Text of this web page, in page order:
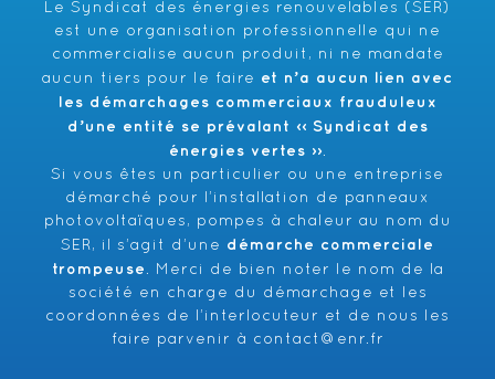
Le Syndicat des énergies renouvelables (SER)
est une organisation professionnelle qui ne
commercialise aucun produit, ni ne mandate
aucun tiers pour le faire et n’a aucun lien avec
les démarchages commerciaux frauduleux
d’une entité se prévalant ‹‹ Syndicat des
énergies vertes ››.
Si vous êtes un particulier ou une entreprise
démarché pour l’installation de panneaux
photovoltaïques, pompes à chaleur au nom du
SER, il s’agit d’une démarche commerciale
trompeuse . Merci de bien noter le nom de la
société en charge du démarchage et les
coordonnées de l’interlocuteur et de nous les
faire parvenir à
contact@enr.fr